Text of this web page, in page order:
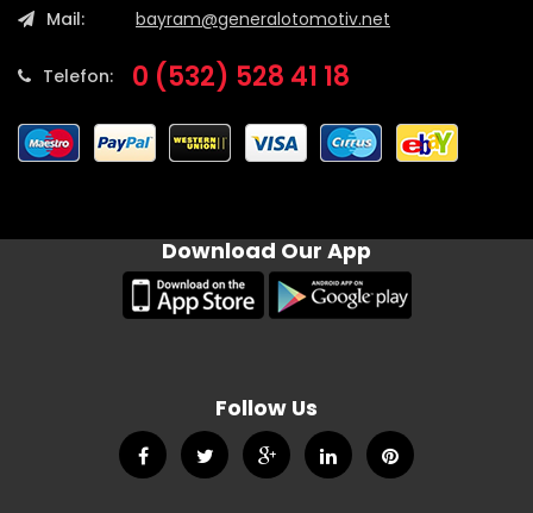
Mail: bayram@generalotomotiv.net
Telefon: 0 (532) 528 41 18
Download Our App
Follow Us